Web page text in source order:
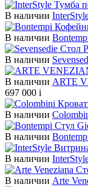
В наличии
В наличии
В наличии
В наличии ARTE
697 000 i
В наличии
В наличии
В наличии
В наличии Arte